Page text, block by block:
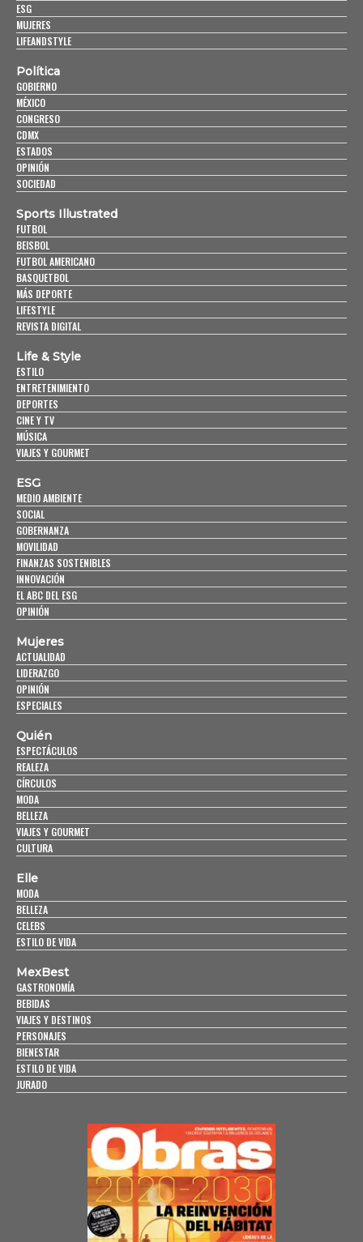
ESG
MUJERES
LIFEANDSTYLE
Política
GOBIERNO
MÉXICO
CONGRESO
CDMX
ESTADOS
OPINIÓN
SOCIEDAD
Sports Illustrated
FUTBOL
BEISBOL
FUTBOL AMERICANO
BASQUETBOL
MÁS DEPORTE
LIFESTYLE
REVISTA DIGITAL
Life & Style
ESTILO
ENTRETENIMIENTO
DEPORTES
CINE Y TV
MÚSICA
VIAJES Y GOURMET
ESG
MEDIO AMBIENTE
SOCIAL
GOBERNANZA
MOVILIDAD
FINANZAS SOSTENIBLES
INNOVACIÓN
EL ABC DEL ESG
OPINIÓN
Mujeres
ACTUALIDAD
LIDERAZGO
OPINIÓN
ESPECIALES
Quién
ESPECTÁCULOS
REALEZA
CÍRCULOS
MODA
BELLEZA
VIAJES Y GOURMET
CULTURA
Elle
MODA
BELLEZA
CELEBS
ESTILO DE VIDA
MexBest
GASTRONOMÍA
BEBIDAS
VIAJES Y DESTINOS
PERSONAJES
BIENESTAR
ESTILO DE VIDA
JURADO